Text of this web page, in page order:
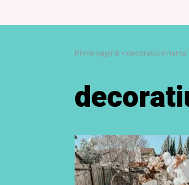
Prima pagină » decoratiuni nunta